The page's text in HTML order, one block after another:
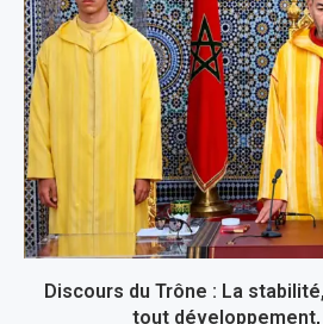
Discours du Trône : La
tout développement,